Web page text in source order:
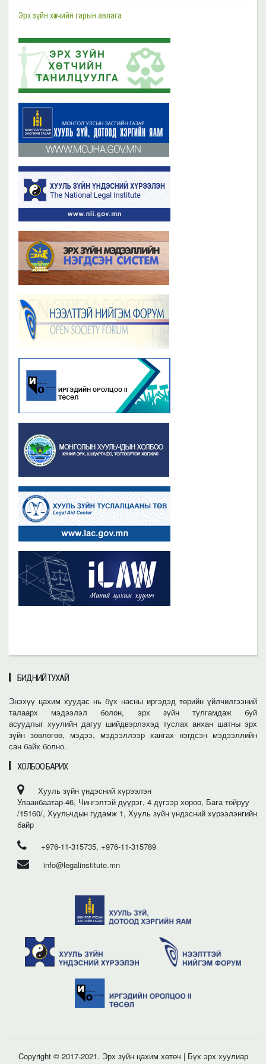
Тусгай илтгэгч Маргарет Саттертуэйтыг хүлээн авч уулзлаа
Эрх зүйн хөтчийн цахим сургалтын платформ /elearn.nli.gov.mn/ -д
байршсан сургалтын жагсаалттай танилцана уу
2023 оны 11 сарын 02
Бүх мэдээ
Эрх зүйн хөтчийн гарын авлага
Эрх зүйн хөтөч бэлтгэх сургалтын хөтөлбөр
2019 оны 06 сарын 21
БИДНИЙ ТУХАЙ
Энэхүү цахим хуудас нь бүх насны иргэдэд төрийн үйлчилгээний
талаарх мэдээлэл болон, эрх зүйн тулгамдаж буй
асуудлыг хуулийн дагуу шийдвэрлэхэд туслах анхан шатны эрх
зүйн зөвлөгөө, мэдээ, мэдээллээр хангах нэгдсэн мэдээллийн
сан байх болно.
ХОЛБОО БАРИХ
Хууль зүйн үндэсний хүрээлэн
Улаанбаатар-46, Чингэлтэй дүүрэг, 4 дүгээр хороо, Бага тойруу
/15160/, Хуульчдын гудамж 1, Хууль зүйн үндэсний хүрээлэнгийн
байр
+976-11-315735, +976-11-315789
info@legalinstitute.mn
Copyright © 2017-2021. Эрх зүйн цахим хөтөч | Бүх эрх хуулиар